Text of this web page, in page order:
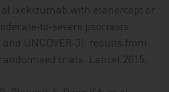
ixekizumab with etanercept or
psoriasis
and UNCOVER‑3): results from
trials. Lancet 2015;